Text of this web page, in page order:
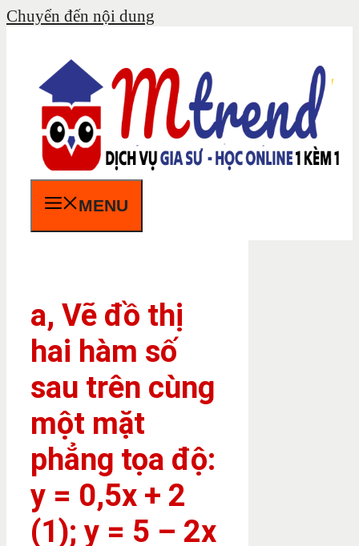
Chuyển đến nội dung
MENU
a, Vẽ đồ thị
hai hàm số
sau trên cùng
một mặt
phẳng tọa độ:
y = 0,5x + 2
(1); y = 5 – 2x